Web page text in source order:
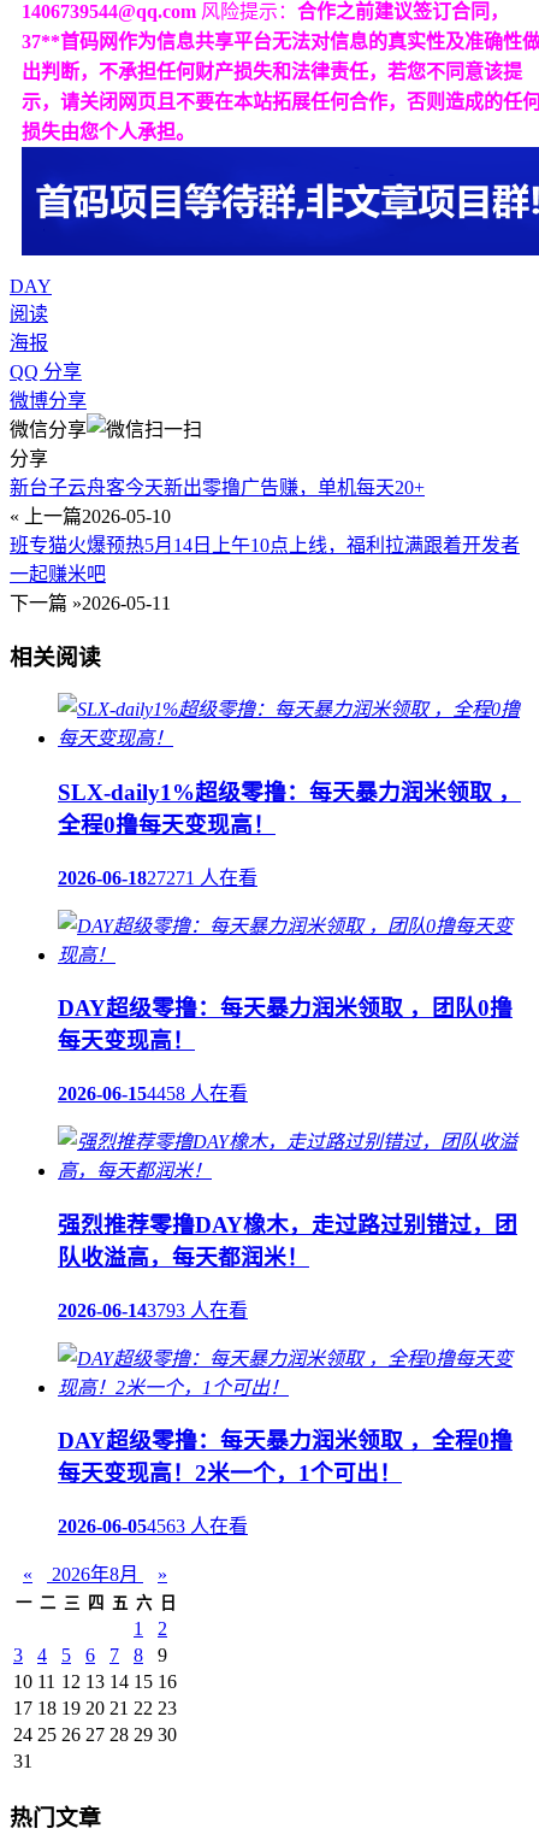
1406739544@qq.com 风险提示： 合作之前建议签订合同，
37**首码网作为信息共享平台无法对信息的真实性及准确性
出判断，不承担任何财产损失和法律责任，若您不同意该提
示，请关闭网页且不要在本站拓展任何合作，否则造成的任
损失由您个人承担。
DAY
阅读
海报
QQ 分享
微博分享
微信分享
分享
新台子云舟客今天新出零撸广告赚，单机每天20+
« 上一篇2026-05-10
班专猫火爆预热5月14日上午10点上线，福利拉满跟着开发者
一起赚米吧
下一篇 »2026-05-11
相关阅读
SLX-daily1%超级零撸：每天暴力润米领取 ，
全程0撸每天变现高！
2026-06-1827271 人在看
DAY超级零撸：每天暴力润米领取 ，团队0撸
每天变现高！
2026-06-154458 人在看
强烈推荐零撸DAY橡木，走过路过别错过，团
队收溢高，每天都润米！
2026-06-143793 人在看
DAY超级零撸：每天暴力润米领取 ，全程0撸
每天变现高！2米一个，1个可出！
2026-06-054563 人在看
« 2026年8月 »
一 二 三 四 五 六 日
1
2
3
4 5 6 7 8
9
10 11 12 13 14 15 16
17 18 19 20 21 22 23
24 25 26 27 28 29 30
31
热门文章